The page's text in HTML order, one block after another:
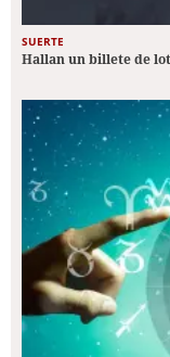
SUERTE
Hallan un billete de